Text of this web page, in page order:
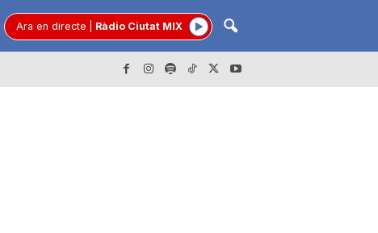
Ara en directe Ràdio Ciutat MIX